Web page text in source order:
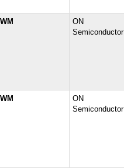
ON
Semiconductor
ON
Semiconductor